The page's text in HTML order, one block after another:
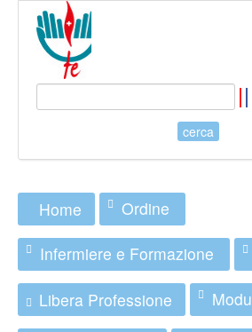
Home Ordine
Infermiere e Formazione
Libera Professione